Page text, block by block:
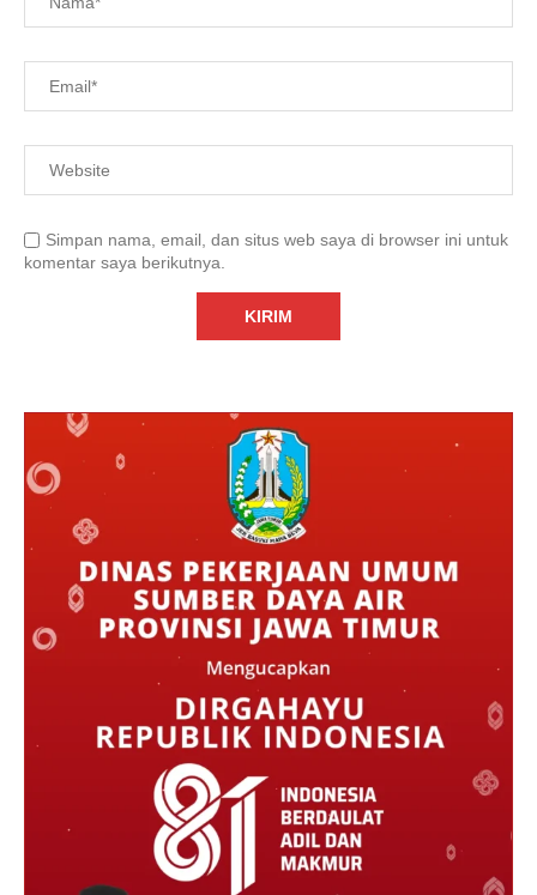
Simpan nama, email, dan situs web saya di browser ini untuk
komentar saya berikutnya.